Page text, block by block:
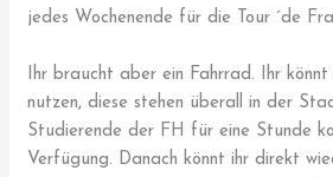
jedes Wochenende für die Tour ´de
Ihr braucht aber ein Fahrrad. Ihr
nutzen, diese stehen überall in der
Studierende der FH für eine Stunde
Verfügung. Danach könnt ihr direkt